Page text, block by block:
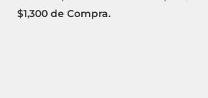
$1,300 de Compra.